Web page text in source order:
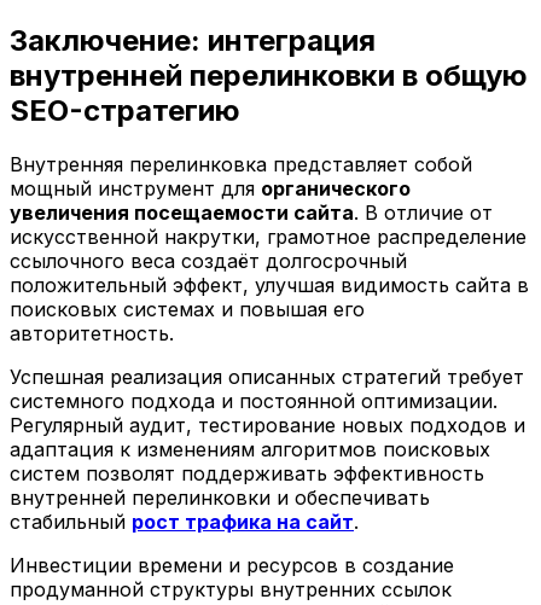
Заключение: интеграция
внутренней перелинковки в общую
SEO-стратегию
Внутренняя перелинковка представляет собой
мощный инструмент для органического
увеличения посещаемости сайта. В отличие от
искусственной накрутки, грамотное распределение
ссылочного веса создаёт долгосрочный
положительный эффект, улучшая видимость сайта в
поисковых системах и повышая его
авторитетность.
Успешная реализация описанных стратегий требует
системного подхода и постоянной оптимизации.
Регулярный аудит, тестирование новых подходов и
адаптация к изменениям алгоритмов поисковых
систем позволят поддерживать эффективность
внутренней перелинковки и обеспечивать
стабильный рост трафика на сайт.
Инвестиции времени и ресурсов в создание
продуманной структуры внутренних ссылок